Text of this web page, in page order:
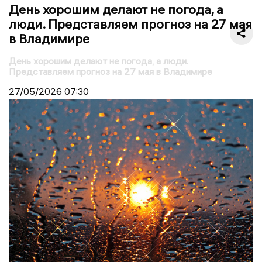
День хорошим делают не погода, а
люди. Представляем прогноз на 27 мая
в Владимире
День хорошим делают не погода, а люди.
Представляем прогноз на 27 мая в Владимире
27/05/2026 07:30